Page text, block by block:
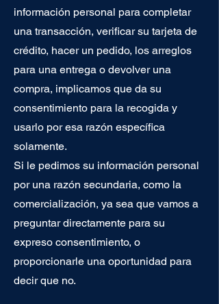
información personal para completar
una transacción, verificar su tarjeta de
crédito, hacer un pedido, los arreglos
para una entrega o devolver una
compra, implicamos que da su
consentimiento para la recogida y
usarlo por esa razón específica
solamente.
Si le pedimos su información personal
por una razón secundaria, como la
comercialización, ya sea que vamos a
preguntar directamente para su
expreso consentimiento, o
proporcionarle una oportunidad para
decir que no.